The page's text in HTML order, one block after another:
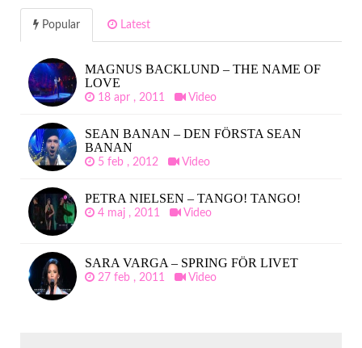
Popular Latest
MAGNUS BACKLUND – THE NAME OF
LOVE
18 apr , 2011 Video
SEAN BANAN – DEN FÖRSTA SEAN
BANAN
5 feb , 2012 Video
PETRA NIELSEN – TANGO! TANGO!
4 maj , 2011 Video
SARA VARGA – SPRING FÖR LIVET
27 feb , 2011 Video